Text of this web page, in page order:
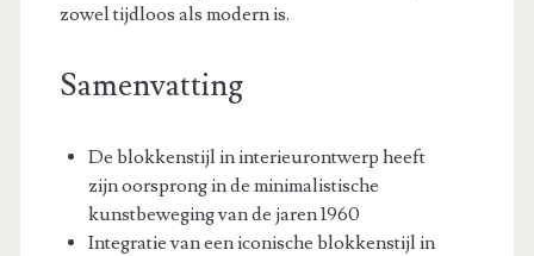
zowel tijdloos als modern is.
Samenvatting
De blokkenstijl in interieurontwerp heeft
zijn oorsprong in de minimalistische
kunstbeweging van de jaren 1960
Integratie van een iconische blokkenstijl in